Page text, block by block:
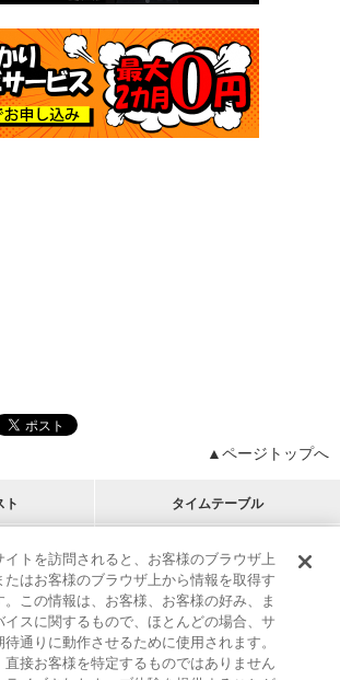
▲ページトップへ
ト タイムテーブル
ト チャート
M-ON!
RECOMMEND
リクエスト
ォメーション | プレゼント&ご招待
TV（エムオン!）とは？ | サポート
イトを訪問されると、お客様のブラウザ上
たはお客様のブラウザ上から情報を取得す
。この情報は、お客様、お客様の好み、ま
イスに関するもので、ほとんどの場合、サ
通りに動作させるために使用されます。
直接お客様を特定するものではありません